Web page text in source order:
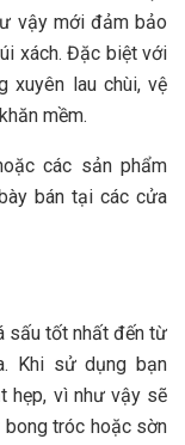
vậy mới đảm bảo
xách. Đặc biệt với
xuyên lau chùi, vệ
mềm.
các sản phẩm
bán tại các cửa
sấu tốt nhất đến từ
Khi sử dụng bạn
hẹp, vì như vậy sẽ
bong tróc hoặc sờn